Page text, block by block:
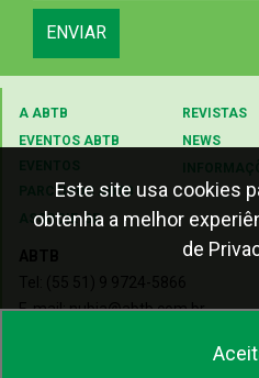
ENVIAR
Este site usa cookies
obtenha a melhor
de
A ABTB
EVENTOS ABTB
PARCEIROS ABTB
ASSOCIE-SE
REVISTAS
NEWS
E-mail: nubia@abtb.com.br